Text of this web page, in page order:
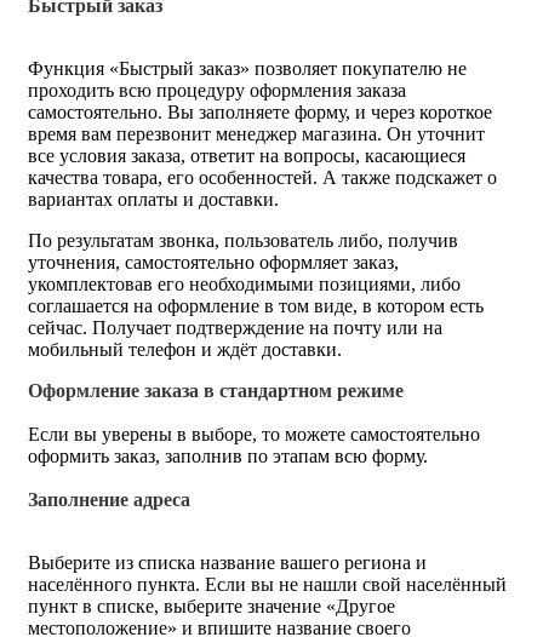
Быстрый заказ
Функция «Быстрый заказ» позволяет покупателю не
проходить всю процедуру оформления заказа
самостоятельно. Вы заполняете форму, и через короткое
время вам перезвонит менеджер магазина. Он уточнит
все условия заказа, ответит на вопросы, касающиеся
качества товара, его особенностей. А также подскажет о
вариантах оплаты и доставки.
По результатам звонка, пользователь либо, получив
уточнения, самостоятельно оформляет заказ,
укомплектовав его необходимыми позициями, либо
соглашается на оформление в том виде, в котором есть
сейчас. Получает подтверждение на почту или на
мобильный телефон и ждёт доставки.
Оформление заказа в стандартном режиме
Если вы уверены в выборе, то можете самостоятельно
оформить заказ, заполнив по этапам всю форму.
Заполнение адреса
Выберите из списка название вашего региона и
населённого пункта. Если вы не нашли свой населённый
пункт в списке, выберите значение «Другое
местоположение» и впишите название своего